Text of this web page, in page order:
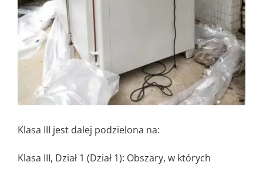
Klasa III jest dalej podzielona na:
Klasa III, Dział 1 (Dział 1): Obszary, w których